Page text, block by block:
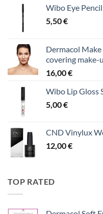
Wibo Eye
5,50€
Dermacol
covering make-
16,00€
Wibo Lip Gloss
5,00€
CND Vinylux
12,00€
TOP RATED